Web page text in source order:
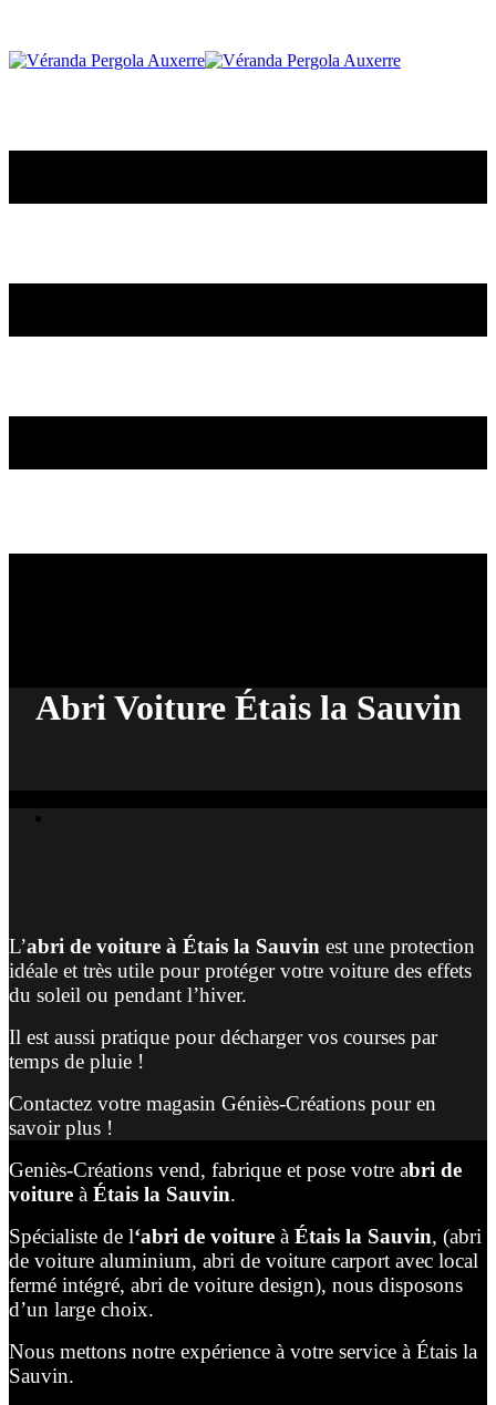
Abri Voiture Étais la Sauvin
L’abri de voiture à Étais la Sauvin est une protection
idéale et très utile pour protéger votre voiture des effets
du soleil ou pendant l’hiver.
Il est aussi pratique pour décharger vos courses par
temps de pluie !
Contactez votre magasin Géniès-Créations pour en
savoir plus !
Geniès-Créations vend, fabrique et pose votre abri de
voiture à Étais la Sauvin.
Spécialiste de l‘abri de voiture à Étais la Sauvin, (abri
de voiture aluminium, abri de voiture carport avec local
fermé intégré, abri de voiture design), nous disposons
d’un large choix.
Nous mettons notre expérience à votre service à Étais la
Sauvin.